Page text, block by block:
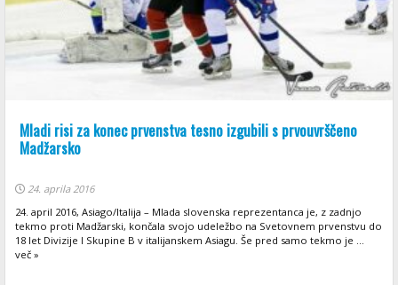
Mladi risi za konec prvenstva tesno izgubili s prvouvrščeno
Madžarsko
24. aprila 2016
24. april 2016, Asiago/Italija – Mlada slovenska reprezentanca je, z zadnjo
tekmo proti Madžarski, končala svojo udeležbo na Svetovnem prvenstvu do
18 let Divizije I Skupine B v italijanskem Asiagu. Še pred samo tekmo je ...
več »